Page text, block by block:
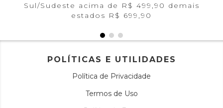
Sul/Sudeste acima de R$ 499,90 demais
estados R$ 699,90
POLÍTICAS E UTILIDADES
Política de Privacidade
Termos de Uso